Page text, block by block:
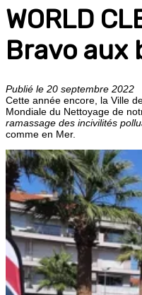
WORLD
Bravo aux
Publié le 20 septembre 2022
Cette année encore, la Ville
Mondiale du Nettoyage de
ramassage des incivilités
comme en Mer.